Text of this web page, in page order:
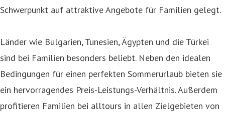
Schwerpunkt auf attraktive Angebote für Familien gelegt.
Länder wie Bulgarien, Tunesien, Ägypten und die Türkei
sind bei Familien besonders beliebt. Neben den idealen
Bedingungen für einen perfekten Sommerurlaub bieten sie
ein hervorragendes Preis-Leistungs-Verhältnis. Außerdem
profitieren Familien bei alltours in allen Zielgebieten von